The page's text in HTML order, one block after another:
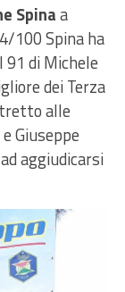
Spinaa
100 Spina ha
91 di Michele
dei Terza
alle
Giuseppe
aggiudicarsi